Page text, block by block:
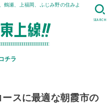
鶴瀬、上福岡、ふじみ野の住みよ
チラ
SEARCH
スに最適な朝霞市の